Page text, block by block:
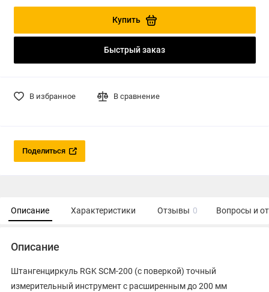
Купить
Быстрый заказ
В избранное В сравнение
Поделиться
Описание Характеристики Отзывы 0 Вопросы и
Описание
Штангенциркуль RGK SCM-200 (с поверкой) точный
измерительный инструмент с расширенным до 200 мм